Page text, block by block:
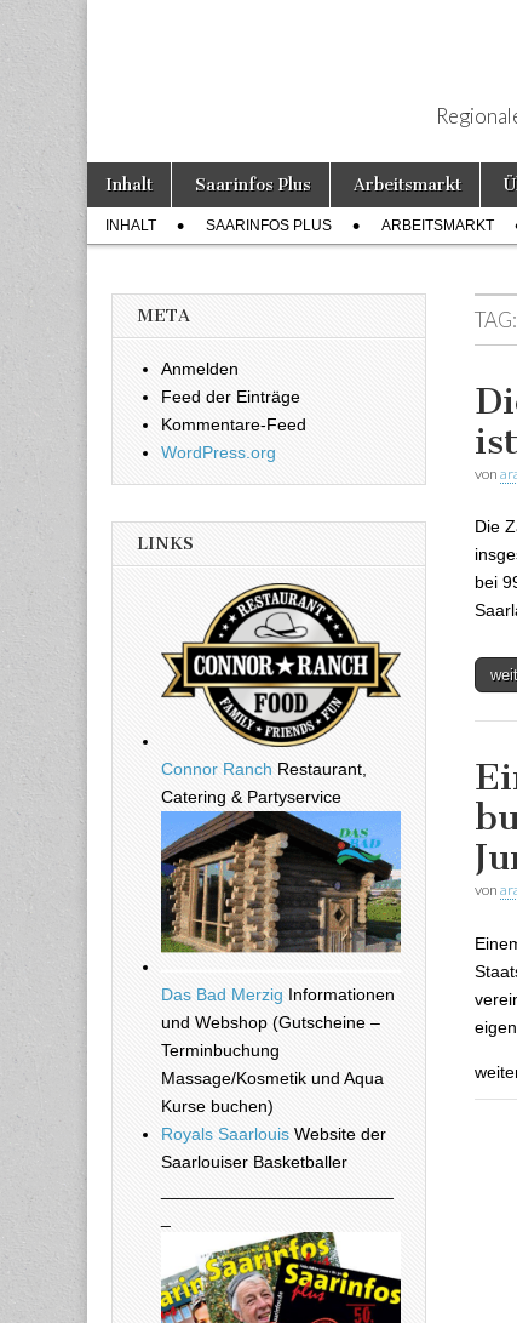
Hauptmenü
Weiter zum Inhalt
Inhalt Saarinfos Plus Arbeitsmarkt
Untermenü
INHALT SAARINFOS PLUS ARBEITSMARKT
TAG:
von
Die
bei
von
META
Anmelden
Feed der Einträge
Kommentare-Feed
WordPress.org
LINKS
Connor Ranch Restaurant,
Catering & Partyservice
Das Bad Merzig Informationen
und Webshop (Gutscheine –
Terminbuchung
Massage/Kosmetik und Aqua
Kurse buchen)
Royals Saarlouis Website der
Saarlouiser Basketballer